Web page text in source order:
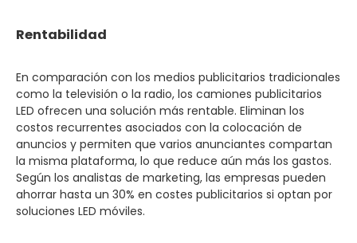
Rentabilidad
En comparación con los medios publicitarios tradicionales
como la televisión o la radio, los camiones publicitarios
LED ofrecen una solución más rentable. Eliminan los
costos recurrentes asociados con la colocación de
anuncios y permiten que varios anunciantes compartan
la misma plataforma, lo que reduce aún más los gastos.
Según los analistas de marketing, las empresas pueden
ahorrar hasta un 30% en costes publicitarios si optan por
soluciones LED móviles.